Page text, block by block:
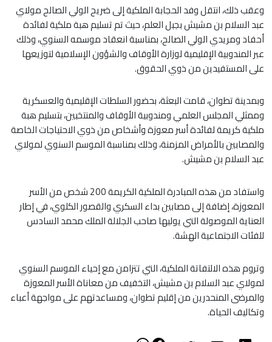
وعقب ذلك، انتقل وفد الحجابة الملكية إلى ضريح الولي الصالح مولاي
عبد السلام بن مشيش بجبل العلم، حيث تم تسليم هبة ملكية لفائدة
أحفاد ومريدي الولي الصالح، بمناسبة انعقاد موسمه السنوي، وذلك
عبر المندوبية الإقليمية لوزارة الأوقاف والشؤون الإسلامية لتوزيعها
على المستفيدين من ذوي الحقوق.
وبمدينة تطوان، قامت البعثة، بحضور السلطات الإقليمية والعسكرية
وممثلي المجلس العلمي ومندوبية الأوقاف والمنتخبين، بتسليم هبة
ملكية كريمة لفائدة أسر معوزة وأشخاص من ذوي الاحتياجات الخاصة
والمصابين بالأمراض المزمنة، وذلك بمناسبة الموسم السنوي لمولاي
عبد السلام بن مشيش.
واستفاد من هذه المبادرة الملكية الكريمة 200 شخص من الأسر
المعوزة، إضافة إلى مصابين بداء السكري والقصور الكلوي، في إطار
العناية الموصولة التي يوليها صاحب الجلالة الملك محمد السادس
للفئات الاجتماعية الهشة.
وتروم هذه الالتفاتة الملكية، التي تتزامن مع إحياء الموسم السنوي
لمولاي عبد السلام بن مشيش، التخفيف من معاناة الأسر المعوزة
والمرضى المنحدرين من إقليم تطوان، ومساعدتهم على مواجهة أعباء
وتكاليف الحياة.